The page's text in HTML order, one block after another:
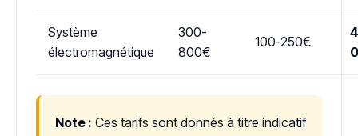
Système
électromagnétique
300-
800€
100-250€
Note : Ces tarifs sont donnés à titre indicatif